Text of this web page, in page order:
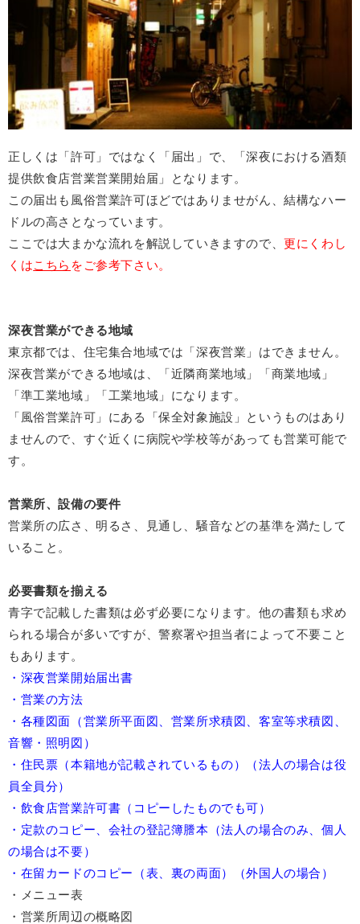
正しくは「許可」ではなく「届出」で、「深夜における酒類
提供飲食店営業営業開始届」となります。
この届出も風俗営業許可ほどではありませがん、結構なハー
ドルの高さとなっています。
ここでは大まかな流れを解説していきますので、更にくわし
くはこちら をご参考下さい。
深夜営業ができる地域
東京都では、住宅集合地域では「深夜営業」はできません。
深夜営業ができる地域は、「近隣商業地域」「商業地域」
「準工業地域」「工業地域」になります。
「風俗営業許可」にある「保全対象施設」というものはあり
ませんので、すぐ近くに病院や学校等があっても営業可能で
す。
営業所、設備の要件
営業所の広さ、明るさ、見通し、騒音などの基準を満たして
いること。
必要書類を揃える
青字で記載した書類は必ず必要になります。他の書類も求め
られる場合が多いですが、警察署や担当者によって不要こと
もあります。
・深夜営業開始届出書
・営業の方法
・各種図面（営業所平面図、営業所求積図、客室等求積図、
音響・照明図）
・住民票（本籍地が記載されているもの）（法人の場合は役
員全員分）
・飲食店営業許可書（コピーしたものでも可）
・定款のコピー、会社の登記簿謄本（法人の場合のみ、個人
の場合は不要）
・在留カードのコピー（表、裏の両面）（外国人の場合）
・メニュー表
・営業所周辺の概略図